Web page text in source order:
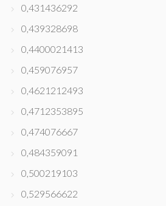
0,431436292
0,439328698
0,4400021413
0,459076957
0,4621212493
0,4712353895
0,474076667
0,484359091
0,500219103
0,529566622